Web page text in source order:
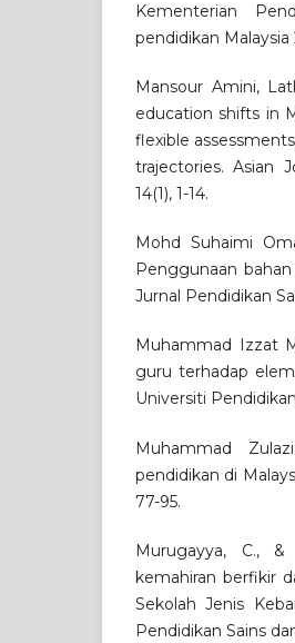
Kementerian
pendidikan Malaysia
Mansour Amini,
education shifts in
flexible
trajectories. Asian
14(1), 1-14.
Mohd Suhaimi
Penggunaan
Jurnal Pendidikan
Muhammad Izzat
guru terhadap
Universiti
Muhammad
pendidikan di
77-95.
Murugayya, C., &
kemahiran berfikir
Sekolah Jenis
Pendidikan Sains